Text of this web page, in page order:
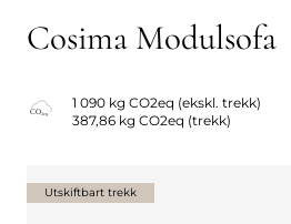
Cosima Modulsofa
1 090 kg CO2eq (ekskl. trekk)
387,86 kg CO2eq (trekk)
Utskiftbart trekk